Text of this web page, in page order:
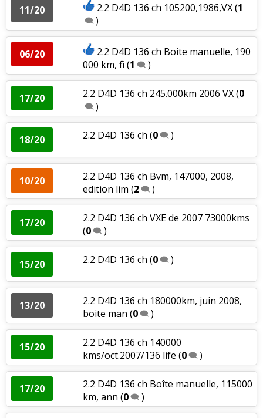
11/20 2.2 D4D 136 ch 105200,1986,VX(1
)
06/20
2.2 D4D 136 ch Boite manuelle, 190
000 km, fi (1 )
17/20 2.2 D4D 136 ch 245.000km 2006 VX(0
)
18/20 2.2 D4D 136 ch (0 )
10/20
2.2 D4D 136 ch Bvm, 147000, 2008,
edition lim (2 )
17/20
2.2 D4D 136 ch VXE de 2007 73000kms
(0 )
15/20 2.2 D4D 136 ch (0 )
13/20
2.2 D4D 136 ch 180000km, juin 2008,
boite man (0 )
15/20
2.2 D4D 136 ch 140000
kms/oct.2007/136 life (0 )
17/20
2.2 D4D 136 ch Boîte manuelle, 115000
km, ann (0 )